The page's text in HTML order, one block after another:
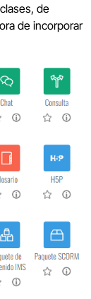
de
de incorporar